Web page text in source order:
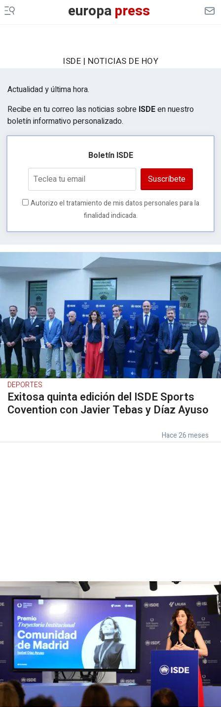
europapress
ISDE | NOTICIAS DE HOY
Actualidad y última hora.
Recibe en tu correo las noticias sobre ISDEen nuestro
boletín informativo personalizado.
Boletín ISDE
Suscríbete
Autorizo el tratamiento de mis datos personales para la
finalidad indicada.
DEPORTES
Exitosa quinta edición del ISDE Sports
Covention con Javier Tebas y Díaz Ayuso
Hace 26 meses